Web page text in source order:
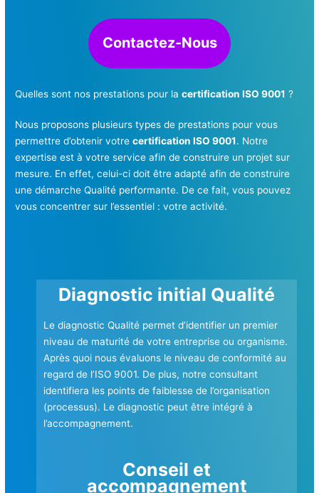
Contactez-Nous
Quelles sont nos prestations pour lacertification ISO 9001 ?
Nous proposons plusieurs types de prestations pour vous
permettre d’obtenir votrecertification ISO 9001. Notre
expertise est à votre service afin de construire un projet sur
mesure. En effet, celui-ci doit être adapté afin de construire
une démarche Qualité performante. De ce fait, vous pouvez
vous concentrer sur l’essentiel : votre activité.
Diagnostic initial Qualité
Le diagnostic Qualité permet d’identifier un premier
niveau de maturité de votre entreprise ou organisme.
Après quoi nous évaluons le niveau de conformité au
regard de l’ISO 9001. De plus, notre consultant
identifiera les points de faiblesse de l’organisation
(processus). Le diagnostic peut être intégré à
l’accompagnement.
Conseil et
accompagnement